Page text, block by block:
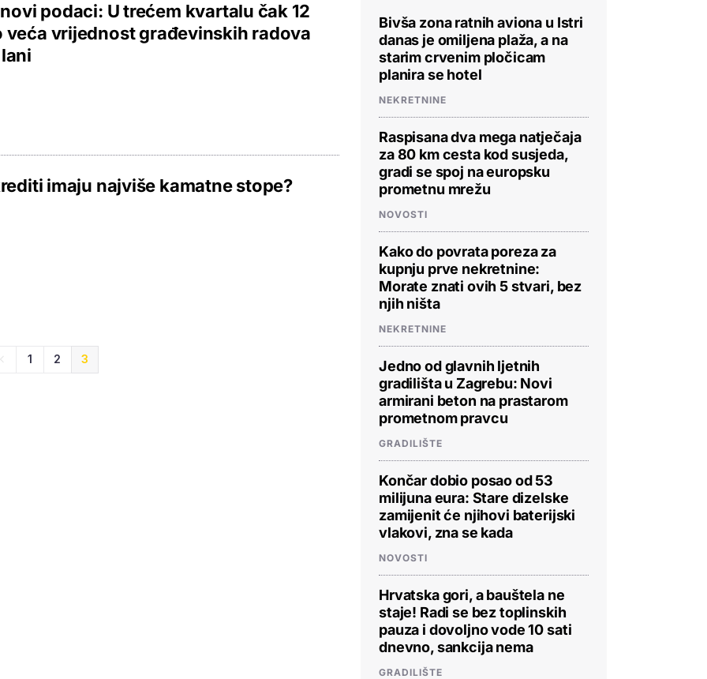
podaci: U trećem kvartalu čak 12
veća vrijednost građevinskih radova
imaju najviše kamatne stope?
1 2 3
Bivša zona ratnih aviona u Istri
danas je omiljena plaža, a na
starim crvenim pločicam
planira se hotel
NEKRETNINE
Raspisana dva mega natječaja
za 80 km cesta kod susjeda,
gradi se spoj na europsku
prometnu mrežu
NOVOSTI
Kako do povrata poreza za
kupnju prve nekretnine:
Morate znati ovih 5 stvari, bez
njih ništa
NEKRETNINE
Jedno od glavnih ljetnih
gradilišta u Zagrebu: Novi
armirani beton na prastarom
prometnom pravcu
GRADILIŠTE
Končar dobio posao od 53
milijuna eura: Stare dizelske
zamijenit će njihovi baterijski
vlakovi, zna se kada
NOVOSTI
Hrvatska gori, a bauštela ne
staje! Radi se bez toplinskih
pauza i dovoljno vode 10 sati
dnevno, sankcija nema
GRADILIŠTE